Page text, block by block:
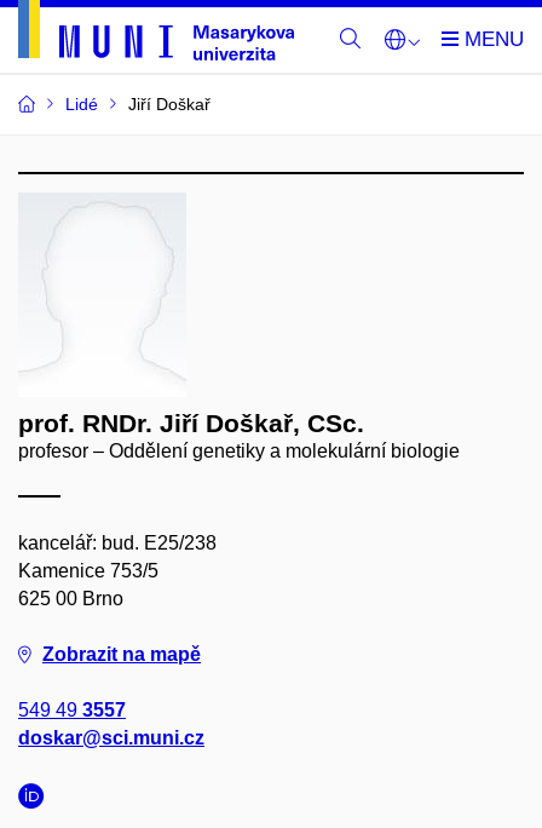
Lidé Jiří Doškař
prof. RNDr. Jiří Doškař, CSc.
profesor – Oddělení genetiky a molekulární biologie
kancelář: bud. E25/238
Kamenice 753/5
625 00 Brno
Zobrazit na mapě
549 49 3557
doskar@sci.muni.cz